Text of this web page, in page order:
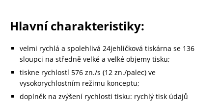
Hlavní charakteristiky:
velmi rychlá a spolehlivá 24jehličková tiskárna se 136
sloupci na středně velké a velké objemy tisku;
tiskne rychlostí 576 zn./s (12 zn./palec) ve
vysokorychlostním režimu konceptu;
doplněk na zvýšení rychlosti tisku: rychlý tisk údajů